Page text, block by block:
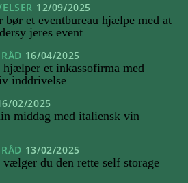
12/09/2025
bør et eventbureau hjælpe med at
jeres event
16/04/2025
hjælper et inkassofirma med
inddrivelse
02/2025
middag med italiensk vin
13/02/2025
vælger du den rette self storage